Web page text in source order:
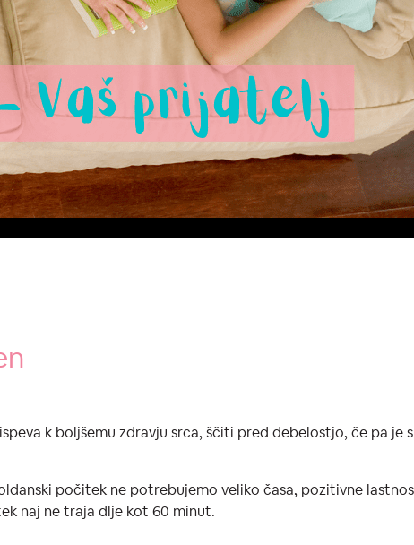
k boljšemu zdravju srca, ščiti pred debelostjo, če pa je
počitek ne potrebujemo veliko časa, pozitivne
naj ne traja dlje kot 60 minut.